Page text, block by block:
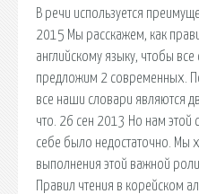
В речи используется
2015 Мы расскажем, как
английскому языку, чтобы
предложим 2 современных.
все наши словари являются
что. 26 сен 2013 Но нам этой
себе было недостаточно. Мы
выполнения этой важной
Правил чтения в корейском